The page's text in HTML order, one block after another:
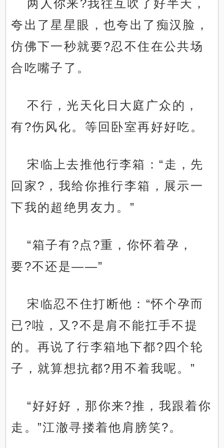
两人你来?我往互吹了好半天，
夸出了星星眼，也夸出了痴汉脸，
仿佛下一秒就要?忍不住在公共场
合吃嘴子了。
不行，光天化日大庭广众的，
有?伤风化。等回卧室再好好吃。
宋临上去推他行李箱：“走，先
回家?，我给你推行李箱，展示一
下我的超绝男友力。”
“箱子有?点?重，你怀着孕，
要?不还是——”
宋临忍不住打断他：“怀个孕而
已?啦，又?不是肩不能扛手不提
的。再说了行李箱地下都?四个轮
子，就算想抗都?用不着我呢。”
“好好好，那你来?推，我跟着你
走。”江澈寻搂着他肩膀笑?。